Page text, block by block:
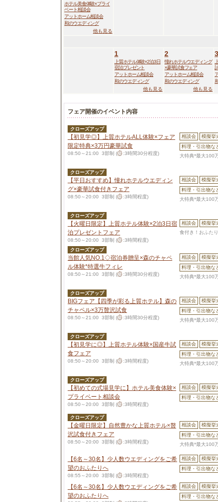
ホテル美食体験×プライ
ベート相談会
アットホーム相談会
和のウエディング
他も見る
1
上質ホテル体験×2泊3日
宿泊プレゼント
アットホーム相談会
和のウエディング
他も見る
2
憧れホテルウエディング
×豪華試食フェア
アットホーム相談会
和のウエディング
他も見る
3
フェア開催のイベント内容
クローズアップ
【初見学◎】上質ホテルALL体験×フェア
限定特典×3万円豪華試食
08:50～21:00 3部制 ( :3時間30分程度)
相談会
模擬挙
料理・引出物な
大特典*最大100
クローズアップ
【平日おすすめ】憧れホテルウエディン
グ×豪華試食付きフェア
08:50～20:00 3部制 ( :3時間程度)
相談会
模擬挙
料理・引出物な
大特典*最大100
クローズアップ
【火曜日限定】上質ホテル体験×2泊3日宿
泊プレゼントフェア
08:50～20:00 3部制 ( :3時間程度)
相談会
模擬挙
食付き！おふた
クローズアップ
当館人気NO.1◇宿泊券贈呈×森のチャペ
ル体験*特選牛フィレ
08:50～21:00 3部制 ( :3時間30分程度)
相談会
模擬挙
料理・引出物な
大特典*最大100
クローズアップ
BIGフェア【四季が彩る上質ホテル】森の
チャペル×3万贅沢試食
08:50～21:00 3部制 ( :3時間30分程度)
相談会
模擬挙
料理・引出物な
大特典*最大100
クローズアップ
【初見学に◎】上質ホテル体験×国産牛試
食フェア
08:50～20:00 3部制 ( :3時間程度)
相談会
模擬挙
料理・引出物な
大特典*最大100
クローズアップ
【初めての式場見学に】ホテル美食体験×
プライベート相談会
08:50～20:00 3部制 ( :3時間程度)
相談会
模擬挙
料理・引出物な
クローズアップ
【金曜日限定】自然豊かな上質ホテル×贅
沢試食付きフェア
08:50～20:00 3部制 ( :3時間程度)
相談会
模擬挙
料理・引出物な
大特典*最大100
【6名～30名】少人数ウエディングをご希
望のおふたりへ
08:55～20:00 3部制 ( :3時間程度)
相談会
模擬挙
料理・引出物な
【6名～30名】少人数ウエディングをご希
望のおふたりへ
相談会
模擬挙
料理・引出物な